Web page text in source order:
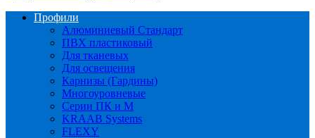
Профили
Алюминиевый Стандарт
ПВХ пластиковый
Для тканевых
Для освещения
Карнизы (Гардины)
Многоуровневые
Серии ПК и М
KRAAB Systems
FLEXY